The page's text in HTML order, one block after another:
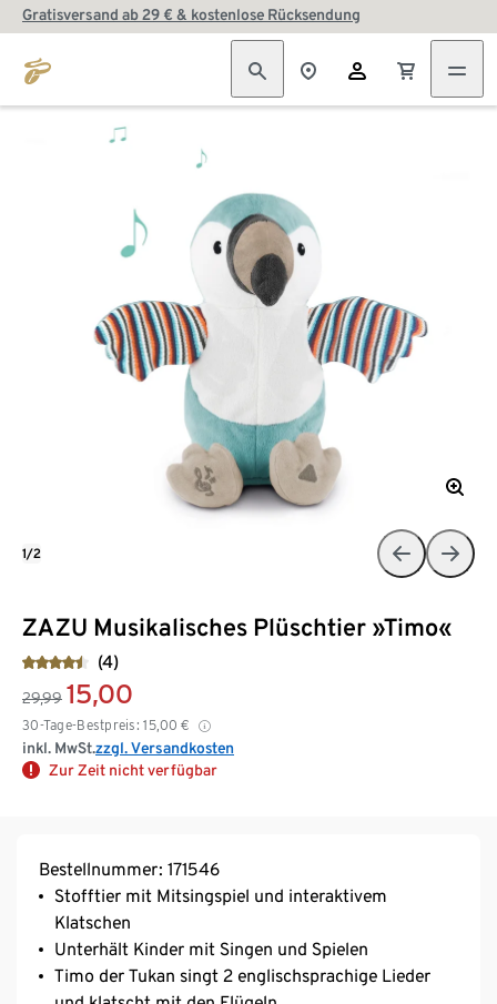
Gratisversand ab 29 € & kostenlose Rücksendung
ZAZU Musikalisches Plüschtier »Timo«
(4)
29,99 15,00
30-Tage-Bestpreis: 15,00 €
inkl. MwSt.zzgl. Versandkosten
Zur Zeit nicht verfügbar
1/2
Bestellnummer: 171546
Stofftier mit Mitsingspiel und interaktivem
Klatschen
Unterhält Kinder mit Singen und Spielen
Timo der Tukan singt 2 englischsprachige Lieder